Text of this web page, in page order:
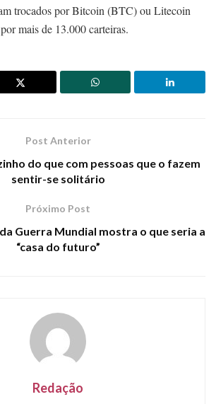
trocados por Bitcoin (BTC) ou Litecoin
mais de 13.000 carteiras.
Post Anterior
do que com pessoas que o fazem
sentir-se solitário
Próximo Post
Guerra Mundial mostra o que seria a
“casa do futuro”
Redação